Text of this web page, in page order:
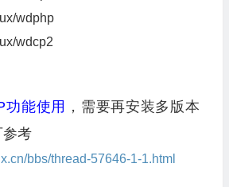
wdphp
wdcp2
功能使用 ，需要再安装多版本
参考
bbs/thread-57646-1-1.html